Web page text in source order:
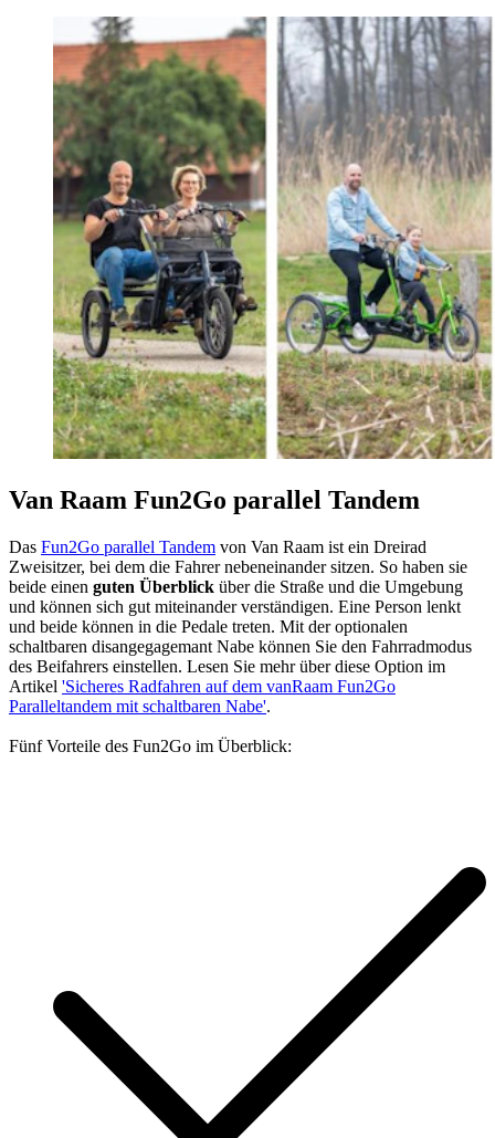
Van Raam Fun2Go parallel Tandem
Das Fun2Go parallel Tandem von Van Raam ist ein Dreirad
Zweisitzer, bei dem die Fahrer nebeneinander sitzen. So haben sie
beide einen guten Überblick über die Straße und die Umgebung
und können sich gut miteinander verständigen. Eine Person lenkt
und beide können in die Pedale treten. Mit der optionalen
schaltbaren disangegagemant Nabe können Sie den Fahrradmodus
des Beifahrers einstellen. Lesen Sie mehr über diese Option im
Artikel 'Sicheres Radfahren auf dem vanRaam Fun2Go
Paralleltandem mit schaltbaren Nabe'.
Fünf Vorteile des Fun2Go im Überblick: